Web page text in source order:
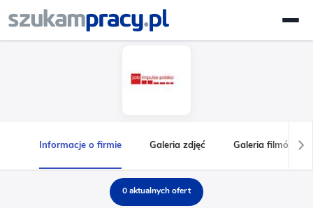
Informacje o firmie Galeria zdjęć Galeria filmów
0 aktualnych ofert